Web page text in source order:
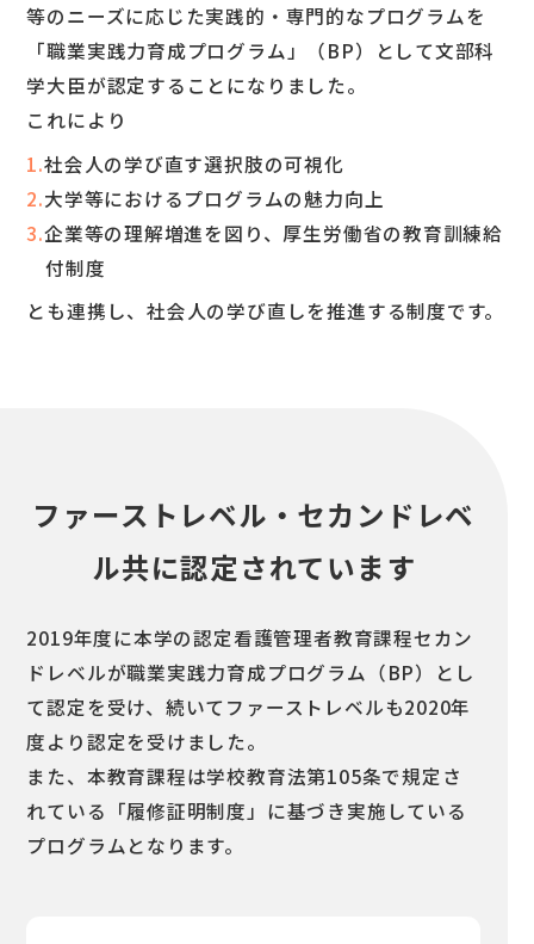
等のニーズに応じた実践的・専門的なプログラムを
「職業実践力育成プログラム」（BP）として文部科
学大臣が認定することになりました。
これにより
1.社会人の学び直す選択肢の可視化
2.大学等におけるプログラムの魅力向上
3.企業等の理解増進を図り、厚生労働省の教育訓練給
付制度
とも連携し、社会人の学び直しを推進する制度です。
ファーストレベル・セカンドレベ
ル共に認定されています
2019年度に本学の認定看護管理者教育課程セカン
ドレベルが職業実践力育成プログラム（BP）とし
て認定を受け、続いてファーストレベルも2020年
度より認定を受けました。
また、本教育課程は学校教育法第105条で規定さ
れている「履修証明制度」に基づき実施している
プログラムとなります。